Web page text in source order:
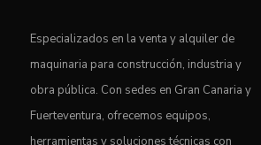
Especializados en la venta y alquiler de
maquinaria para construcción, industria y
obra pública. Con sedes en Gran Canaria y
Fuerteventura, ofrecemos equipos,
herramientas y soluciones técnicas con